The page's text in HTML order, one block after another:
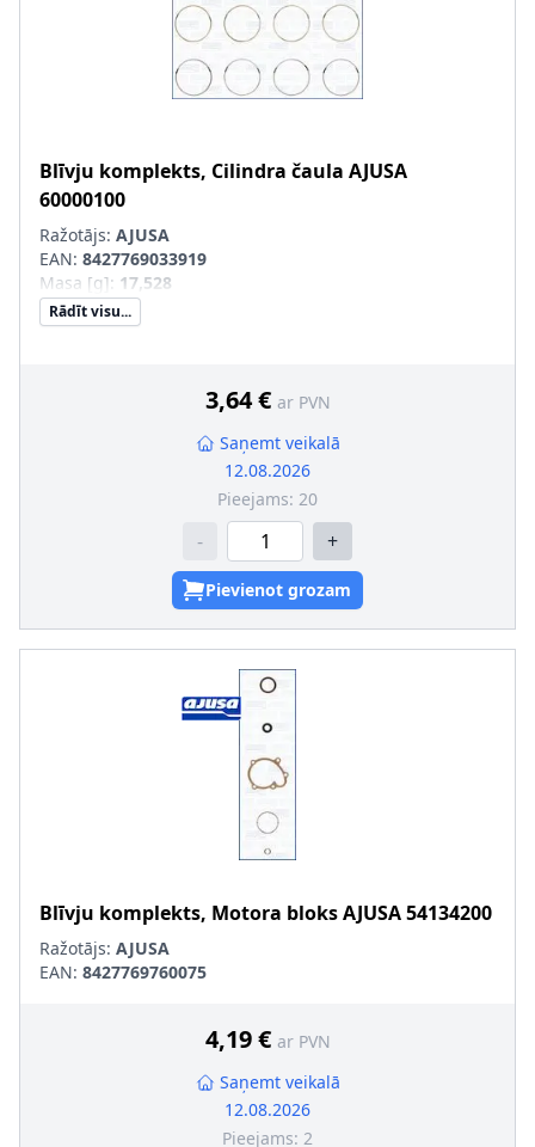
Blīvju komplekts, Cilindra čaula AJUSA
60000100
Ražotājs: AJUSA
EAN: 8427769033919
Masa [g]: 17,528
Rādīt visu...
3,64 € ar PVN
Saņemt veikalā
12.08.2026
Pieejams: 20
- +
Pievienot grozam
Blīvju komplekts, Motora bloksAJUSA54134200
Ražotājs: AJUSA
EAN: 8427769760075
4,19 € ar PVN
Saņemt veikalā
12.08.2026
Pieejams: 2